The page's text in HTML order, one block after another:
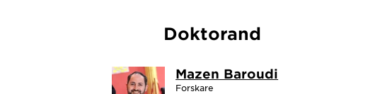
Doktorand
Mazen Baroudi
Forskare